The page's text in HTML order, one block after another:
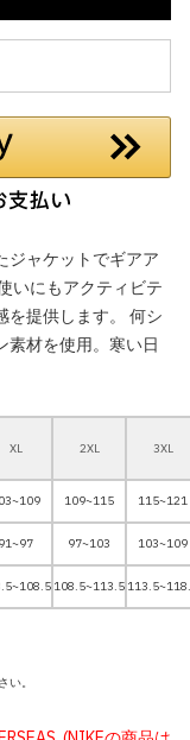
ジャケットでギアア
いにもアクティビテ
を提供します。 何シ
素材を使用。寒い日
XL 2XL 3XL
109~115 115~121
91~97 97~103 103~109
108.5~113.5
。